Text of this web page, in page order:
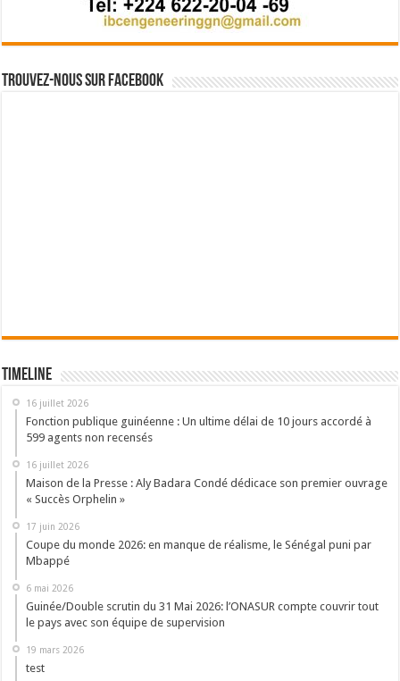
Trouvez-nous sur Facebook
Timeline
16 juillet 2026
Fonction publique guinéenne : Un ultime délai de 10 jours accordé à
599 agents non recensés
16 juillet 2026
Maison de la Presse : Aly Badara Condé dédicace son premier ouvrage
« Succès Orphelin »
17 juin 2026
Coupe du monde 2026: en manque de réalisme, le Sénégal puni par
Mbappé
6 mai 2026
Guinée/Double scrutin du 31 Mai 2026: l’ONASUR compte couvrir tout
le pays avec son équipe de supervision
19 mars 2026
test